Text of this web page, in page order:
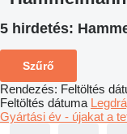
5 hirdetés:
Szűrő
Rendezés: Feltöltés
Feltöltés dátuma
Gyártási év - újakat a